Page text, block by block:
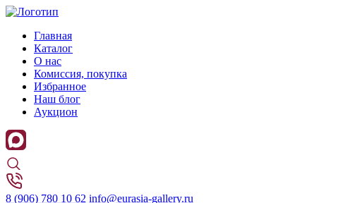
Главная
Каталог
О нас
Комиссия, покупка
Избранное
Наш блог
Аукцион
8 (906) 780 10 62 info@eurasia-gallery.ru